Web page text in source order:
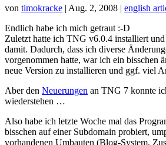
von timokracke | Aug. 2, 2008 | english
Endlich habe ich mich getraut :-D
Zuletzt hatte ich TNG v6.0.4 installiert
damit. Dadurch, dass ich diverse
vorgenommen hatte, war ich ein bisschen
neue Version zu installieren und ggf. viel
Aber den Neuerungen an TNG 7 konnte
wiederstehen …
Also habe ich letzte Woche mal das
bisschen auf einer Subdomain probiert,
vorhandenen Umbauten (Blog-System,